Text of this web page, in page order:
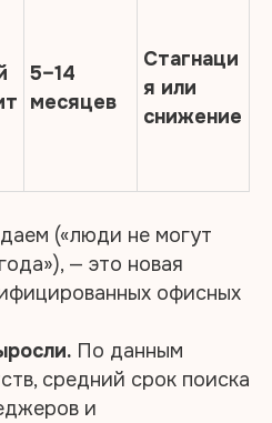
5–14
месяцев
Стагнаци
я или
снижение
(«люди не могут
— это новая
офисных
По данным
средний срок поиска
и